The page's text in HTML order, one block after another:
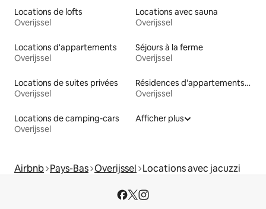
Locations de lofts
Overijssel
Locations avec sauna
Overijssel
Locations d'appartements
Overijssel
Séjours à la ferme
Overijssel
Locations de suites privées
Overijssel
Résidences d'appartements en location
Overijssel
Locations de camping-cars
Overijssel
Afficher plus
Airbnb Pays-Bas Overijssel Locations avec jacuzzi